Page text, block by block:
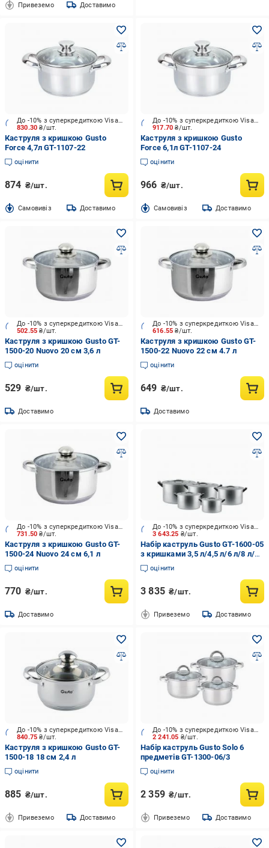
Привеземо Доставимо
830.30₴/шт.
До -10% з суперкредиткою Visa Вигода
Каструля з кришкою Gusto
Force 4,7л GT-1107-22
оцінити
874 ₴/шт.
Cамовивіз Доставимо
917.70₴/шт.
До -10% з суперкредиткою Visa Вигода
Каструля з кришкою Gusto
Force 6,1л GT-1107-24
оцінити
966 ₴/шт.
Cамовивіз Доставимо
502.55₴/шт.
До -10% з суперкредиткою Visa Вигода
Каструля з кришкою Gusto GT-
1500-20 Nuovo 20 см 3,6 л
оцінити
529 ₴/шт.
Доставимо
616.55₴/шт.
До -10% з суперкредиткою Visa Вигода
Каструля з кришкою Gusto GT-
1500-22 Nuovo 22 см 4.7 л
оцінити
649 ₴/шт.
Доставимо
731.50₴/шт.
До -10% з суперкредиткою Visa Вигода
Каструля з кришкою Gusto GT-
1500-24 Nuovo 24 см 6,1 л
оцінити
770 ₴/шт.
Доставимо
3 643.25 ₴/шт.
До -10% з суперкредиткою Visa Вигода
Набір каструль Gusto GT-1600-05
з кришками 3,5 л/4,5 л/6 л/8 л/10
л (BP121716)
оцінити
3 835 ₴/шт.
Привеземо Доставимо
840.75₴/шт.
До -10% з суперкредиткою Visa Вигода
Каструля з кришкою Gusto GT-
1500-18 18 см 2,4 л
оцінити
885 ₴/шт.
Привеземо Доставимо
2 241.05 ₴/шт.
До -10% з суперкредиткою Visa Вигода
Набір каструль Gusto Solo 6
предметів GT-1300-06/3
оцінити
2 359 ₴/шт.
Привеземо Доставимо